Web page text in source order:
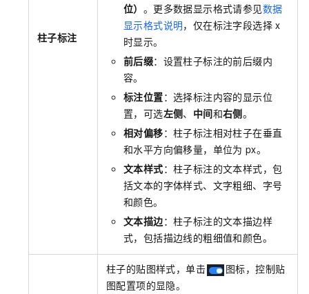
柱子标注
位） 。更多数据显示格式请参见数据
显示格式说明，仅在标注字段选择 x
时显示。
前后缀：设置柱子标注的前后缀内
容。
标注位置：选择标注内容的显示位
置，可选左侧、 中间和右侧。
相对偏移：柱子标注相对柱子在垂直
和水平方向偏移量，单位为 px。
文本样式：柱子标注的文本样式，包
括文本的字体样式、文字粗细、字号
和颜色。
文本描边：柱子标注的文本描边样
式，包括描边线的粗细值和颜色。
柱子的贴图样式，单击
图标，控制贴
图配置项的显隐。